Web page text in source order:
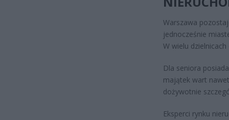
Warszawa
jednocześnie
W wielu
Dla seniora
majątek wart
dożywotnie
Eksperci rynku